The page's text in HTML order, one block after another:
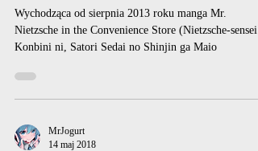
Wychodząca od sierpnia 2013 roku manga Mr.
Nietzsche in the Convenience Store (Nietzsche-sensei:
Konbini ni, Satori Sedai no Shinjin ga Maio
MrJogurt
14 maj 2018